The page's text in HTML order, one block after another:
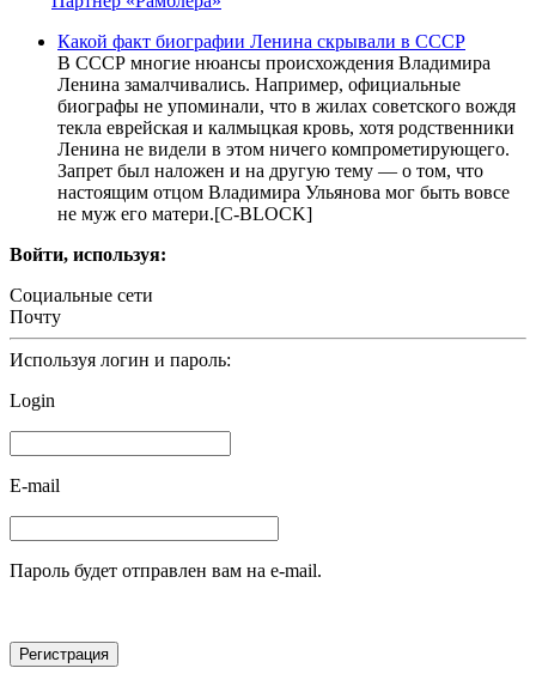
Какой факт биографии Ленина скрывали в СССР
В СССР многие нюансы происхождения Владимира
Ленина замалчивались. Например, официальные
биографы не упоминали, что в жилах советского вождя
текла еврейская и калмыцкая кровь, хотя родственники
Ленина не видели в этом ничего компрометирующего.
Запрет был наложен и на другую тему — о том, что
настоящим отцом Владимира Ульянова мог быть вовсе
не муж его матери.[С-BLOCK]
Войти, используя:
Социальные сети
Почту
Используя логин и пароль:
Login
E-mail
Пароль будет отправлен вам на e-mail.